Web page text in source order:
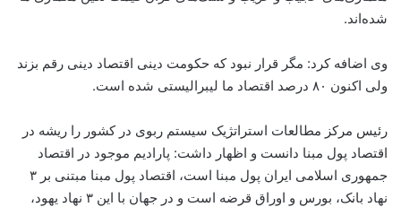
شده‌اند.
وی اضافه کرد: مگر قرار نبود که حکومت دینی اقتصاد دینی رقم بزند
ولی اکنون ۸۰ درصد اقتصاد ما لیبرالیستی شده است.
رئیس مرکز مطالعات استراتژیک سیستم ربوی در کشور را ریشه در
اقتصاد پول مبنا دانست و ‌اظهار داشت: پارادیم موجود در اقتصاد
جمهوری اسلامی ایران پول مبنا است، اقتصاد پول مبنا مبتنی بر ۳
نهاد بانک، بورس و اوراق قرضه است و در جهان با این ۳ نهاد یهود،